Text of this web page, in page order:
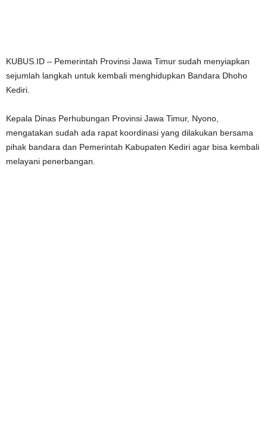
KUBUS.ID – Pemerintah Provinsi Jawa Timur sudah menyiapkan
sejumlah langkah untuk kembali menghidupkan Bandara Dhoho
Kediri.
Kepala Dinas Perhubungan Provinsi Jawa Timur, Nyono,
mengatakan sudah ada rapat koordinasi yang dilakukan bersama
pihak bandara dan Pemerintah Kabupaten Kediri agar bisa kembali
melayani penerbangan.